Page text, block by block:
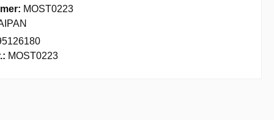
MOST0223
MOST0223